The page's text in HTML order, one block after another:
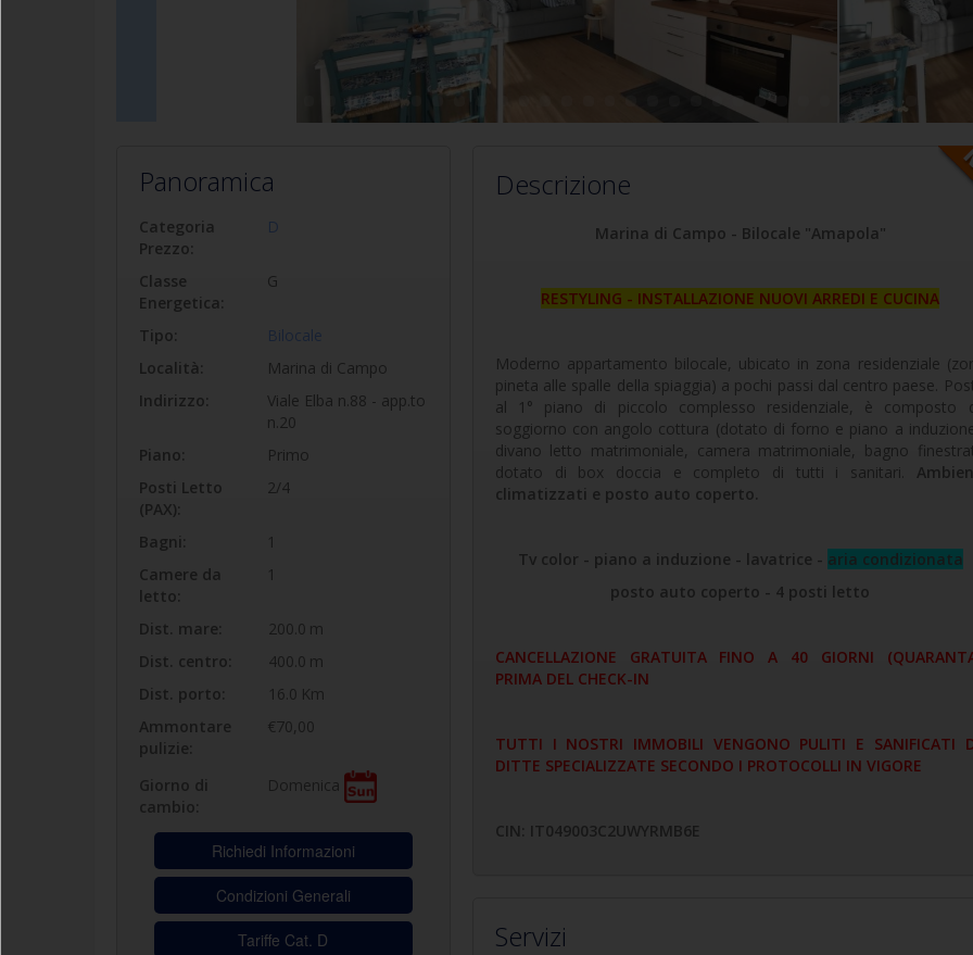
Panoramica
Categoria
Prezzo:
D
Classe
Energetica:
G
Tipo:
Bilocale
Località:
Marina di Campo
Indirizzo:
Viale Elba n.88 - app.to
n.20
Piano:
Primo
Posti Letto
(PAX):
2/4
Bagni:
1
Camere da
letto:
1
Dist. mare: 200.0 m
Dist. centro:
400.0 m
Dist. porto:
16.0 Km
Ammontare
pulizie:
€70,00
Giorno di
cambio:
Domenica
Richiedi Informazioni
Condizioni Generali
Tariffe Cat. D
Descrizione
Marina di Campo - Bilocale "Amapola"
RESTYLING - INSTALLAZIONE NUOVI ARREDI E CUCINA
Moderno appartamento bilocale, ubicato in zona residenziale
pineta alle spalle della spiaggia) a pochi passi dal centro paese.
al 1° piano di piccolo complesso residenziale, è composto
soggiorno con angolo cottura (dotato di forno e piano a
divano letto matrimoniale, camera matrimoniale, bagno
dotato di box doccia e completo di tutti i sanitari.
climatizzati e posto auto coperto.
Tv color - piano a induzione - lavatrice - aria condizionata
posto auto coperto - 4 posti letto
CANCELLAZIONE GRATUITA FINO A 40 GIORNI
PRIMA DEL CHECK-IN
TUTTI I NOSTRI IMMOBILI VENGONO PULITI E SANIFICATI
DITTE SPECIALIZZATE SECONDO I PROTOCOLLI IN VIGORE
CIN: IT049003C2UWYRMB6E
Servizi